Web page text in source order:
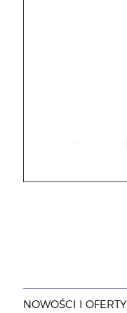
NOWOŚCI I OFERTY